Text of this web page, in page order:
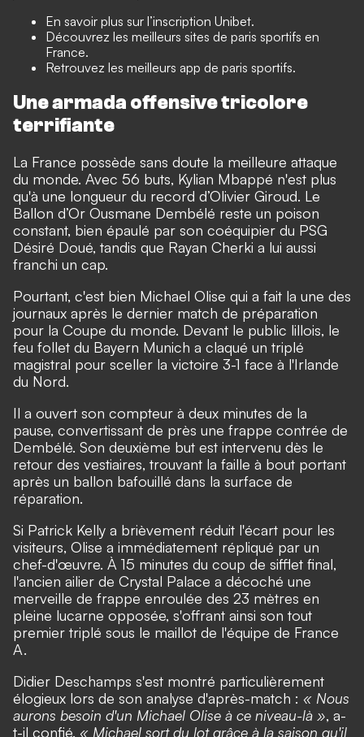
En savoir plus sur l’inscription Unibet.
Découvrez les meilleurs sites de paris sportifs en
France.
Retrouvez les meilleurs app de paris sportifs.
Une armada offensive tricolore
terrifiante
La France possède sans doute la meilleure attaque
du monde. Avec 56 buts, Kylian Mbappé n'est plus
qu'à une longueur du record d’Olivier Giroud. Le
Ballon d’Or Ousmane Dembélé reste un poison
constant, bien épaulé par son coéquipier du PSG
Désiré Doué, tandis que Rayan Cherki a lui aussi
franchi un cap.
Pourtant, c'est bien Michael Olise qui a fait la une des
journaux après le dernier match de préparation
pour la Coupe du monde. Devant le public lillois, le
feu follet du Bayern Munich a claqué un triplé
magistral pour sceller la victoire 3-1 face à l'Irlande
du Nord.
Il a ouvert son compteur à deux minutes de la
pause, convertissant de près une frappe contrée de
Dembélé. Son deuxième but est intervenu dès le
retour des vestiaires, trouvant la faille à bout portant
après un ballon bafouillé dans la surface de
réparation.
Si Patrick Kelly a brièvement réduit l'écart pour les
visiteurs, Olise a immédiatement répliqué par un
chef-d'œuvre. À 15 minutes du coup de sifflet final,
l'ancien ailier de Crystal Palace a décoché une
merveille de frappe enroulée des 23 mètres en
pleine lucarne opposée, s'offrant ainsi son tout
premier triplé sous le maillot de l'équipe de France
A.
Didier Deschamps s'est montré particulièrement
élogieux lors de son analyse d'après-match : « Nous
aurons besoin d'un Michael Olise à ce niveau-là », a-
t-il confié. « Michael sort du lot grâce à la saison qu'il